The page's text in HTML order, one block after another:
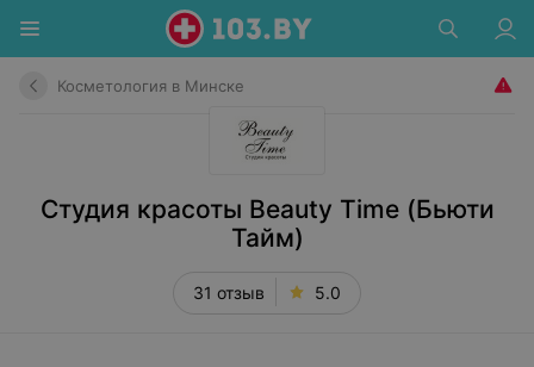
Косметология в Минске
Студия красоты Beauty Time (Бьюти
Тайм)
31 отзыв 5.0